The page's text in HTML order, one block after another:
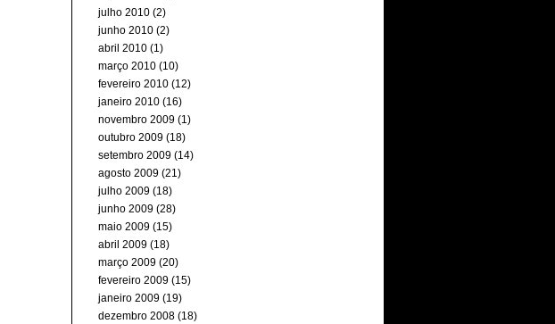
julho 2010 (2)
junho 2010 (2)
abril 2010 (1)
março 2010 (10)
fevereiro 2010 (12)
janeiro 2010 (16)
novembro 2009 (1)
outubro 2009 (18)
setembro 2009 (14)
agosto 2009 (21)
julho 2009 (18)
junho 2009 (28)
maio 2009 (15)
abril 2009 (18)
março 2009 (20)
fevereiro 2009 (15)
janeiro 2009 (19)
dezembro 2008 (18)